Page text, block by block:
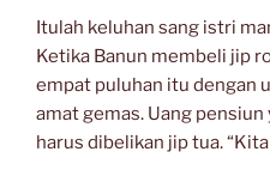
Itulah keluhan sang istri
Ketika Banun membeli jip
empat puluhan itu dengan
amat gemas. Uang
harus dibelikan jip tua.